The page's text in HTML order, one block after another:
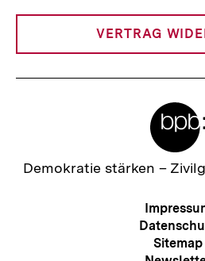
VERTRAG
Zur
Demokratie stärken –
Sitemap